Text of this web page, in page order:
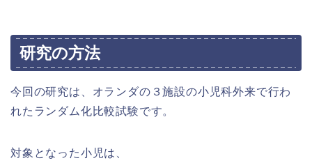
研究の方法
今回の研究は、オランダの３施設の小児科外来で行わ
れたランダム化比較試験です。
対象となった小児は、